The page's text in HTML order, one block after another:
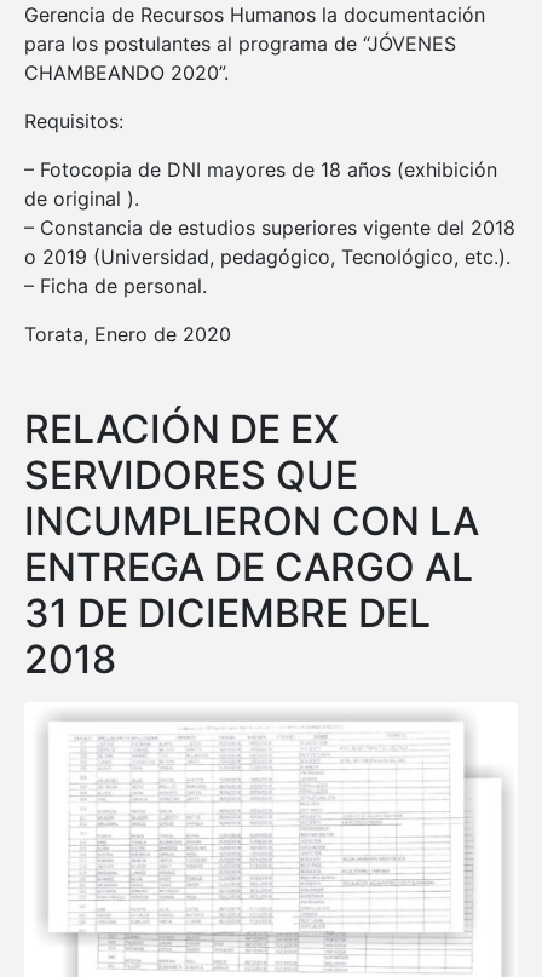
Gerencia de Recursos Humanos la documentación
para los postulantes al programa de “JÓVENES
CHAMBEANDO 2020”.
Requisitos:
– Fotocopia de DNI mayores de 18 años (exhibición
de original ).
– Constancia de estudios superiores vigente del 2018
o 2019 (Universidad, pedagógico, Tecnológico, etc.).
– Ficha de personal.
Torata, Enero de 2020
RELACIÓN DE EX
SERVIDORES QUE
INCUMPLIERON CON LA
ENTREGA DE CARGO AL
31 DE DICIEMBRE DEL
2018